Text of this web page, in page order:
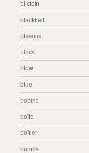
bilstein
blackbelt
blasons
blocs
blow
blue
bobine
boîte
boîtier
bombe